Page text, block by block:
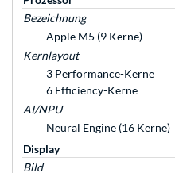
Bezeichnung
Apple M5 (9 Kerne)
Kernlayout
3 Performance-Kerne
6 Efficiency-Kerne
AI/NPU
Neural Engine (16 Kerne)
Display
Bild